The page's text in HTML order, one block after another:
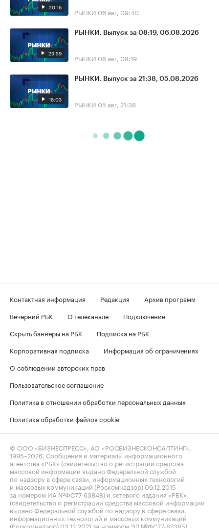
20:16 РЫНКИ 06 авг, 09:40
29:59
РЫНКИ. Выпуск за 08:19, 06.08.2026
РЫНКИ 06 авг, 08:19
18:03
РЫНКИ. Выпуск за 21:38, 05.08.2026
РЫНКИ 05 авг, 21:38
Контактная информация Редакция
Архив программ
Вечерний РБК
О телеканале
Подключение
Скрыть баннеры на РБК
Подписка на РБК
Корпоративная подписка
Информация об ограничениях
О соблюдении авторских прав
Пользовательское соглашение
Политика в отношении обработки персональных данных
Политика обработки файлов cookie
© ООО «БИЗНЕСПРЕСС», АО «РОСБИЗНЕСКОНСАЛТИНГ»,
1995–2026 . Сообщения и материалы информационного
агентства «РБК» (свидетельство о регистрации средства
массовой информации выдано Федеральной службой
по надзору в сфере связи, информационных технологий
и массовых коммуникаций (Роскомнадзор) 09.12.2015
за номером ИА №ФС77-63848) и сетевого издания «РБК»
(свидетельство о регистрации средства массовой информации
выдано Федеральной службой по надзору в сфере связи,
информационных технологий и массовых коммуникаций
(Роскомнадзор) 03.12.2021 за номером ЭЛ №ФС77-82385)